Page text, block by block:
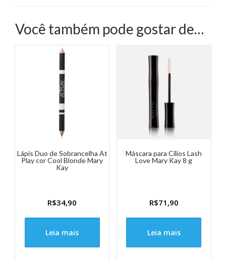
Você também pode gostar de…
Lápis Duo de Sobrancelha At
Play cor Cool Blonde Mary
Kay
R$34,90
Leia mais
Máscara para Cílios Lash
Love Mary Kay 8 g
R$71,90
Leia mais